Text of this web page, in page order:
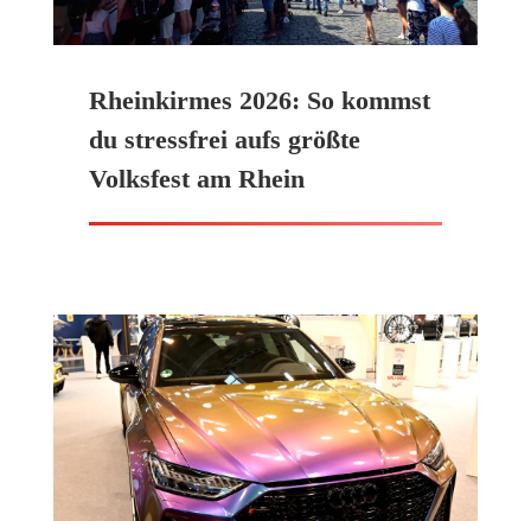
Rheinkirmes 2026: So kommst
du stressfrei aufs größte
Volksfest am Rhein